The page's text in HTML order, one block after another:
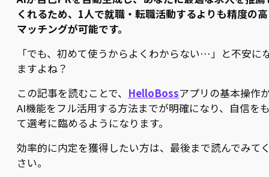
くれるため、1人で就職・転職活動するよりも精度の
マッチングが可能です。
「でも、初めて使うからよくわからない…」と不安に
ますよね？
この記事を読むことで、 HelloBossアプリの基本操作
AI機能をフル活用する方法までが明確になり、自信を
て選考に臨めるようになります。
効率的に内定を獲得したい方は、最後まで読んでみて
さい。